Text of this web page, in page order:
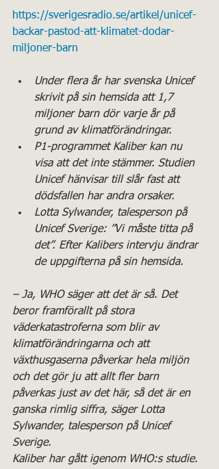
https://sverigesradio.se/artikel/unicef-
backar-pastod-att-klimatet-dodar-
miljoner-barn
Under flera år har svenska Unicef
skrivit på sin hemsida att 1,7
miljoner barn dör varje år på
grund av klimatförändringar.
P1-programmet Kaliber kan nu
visa att det inte stämmer. Studien
Unicef hänvisar till slår fast att
dödsfallen har andra orsaker.
Lotta Sylwander, talesperson på
Unicef Sverige: ”Vi måste titta på
det”. Efter Kalibers intervju ändrar
de uppgifterna på sin hemsida.
– Ja, WHO säger att det är så. Det
beror framförallt på stora
väderkatastroferna som blir av
klimatförändringarna och att
växthusgaserna påverkar hela miljön
och det gör ju att allt fler barn
påverkas just av det här, så det är en
ganska rimlig siffra, säger Lotta
Sylwander, talesperson på Unicef
Sverige.
Kaliber har gått igenom WHO:s studie.